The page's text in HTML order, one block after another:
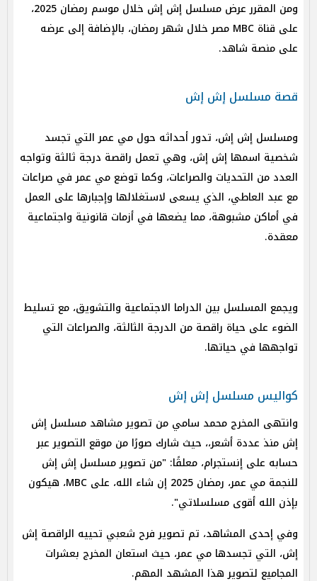
ومن المقرر عرض مسلسل إش إش خلال موسم رمضان 2025،
على قناة MBC مصر خلال شهر رمضان، بالإضافة إلى عرضه
على منصة شاهد.
قصة مسلسل إش إش
و​​مسلسل إش إش، تدور أحداثه حول مي عمر التي تجسد
شخصية اسمها إش إش، وهي تعمل راقصة درجة ثالثة وتواجه
العدد من التحديات والصراعات، وكما توضع مي عمر في صراعات
مع عبد العاطي، الذي يسعى لاستغلالها وإجبارها على العمل
في أماكن مشبوهة، مما يضعها في أزمات قانونية واجتماعية
معقدة.
ويجمع المسلسل بين الدراما الاجتماعية والتشويق، مع تسليط
الضوء على حياة راقصة من الدرجة الثالثة، والصراعات التي
تواجهها في حياتها.​​
​​كواليس مسلسل إش إش
وانتهى المخرج محمد سامي من تصوير مشاهد مسلسل إش
إش منذ عددة أشعر،، حيث شارك صورًا من موقع التصوير عبر
حسابه على إنستجرام، معلقًا: "من تصوير مسلسل إش إش
للنجمة مي عمر، رمضان 2025 إن شاء الله، على MBC، هيكون
بإذن الله أقوى مسلسلاتي". ​​
وفي إحدى المشاهد، تم تصوير فرح شعبي تحييه الراقصة إش
إش، التي تجسدها مي عمر، حيث استعان المخرج بعشرات
المجاميع لتصوير هذا المشهد المهم. ​​